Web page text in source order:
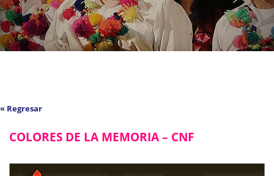
« Regresar
COLORES DE LA MEMORIA – CNF